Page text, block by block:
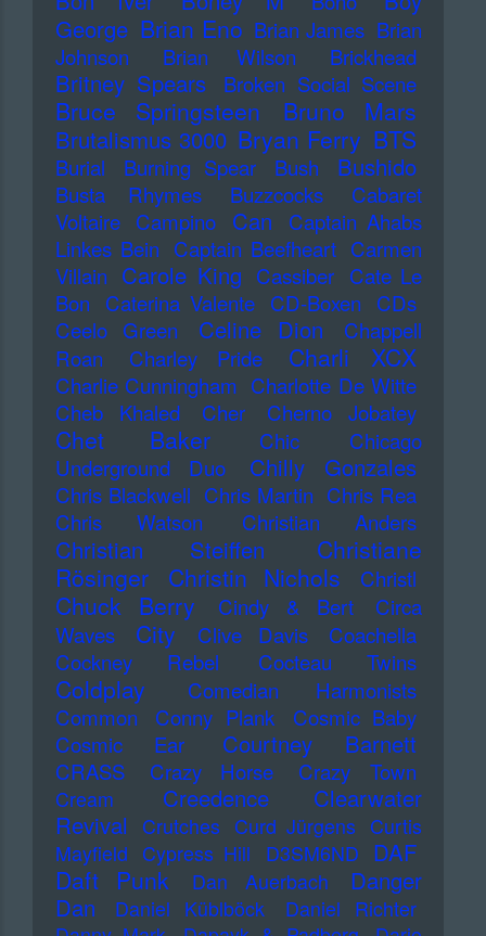
George Brian Eno Brian James Brian
Johnson
Brian Wilson Brickhead
Britney Spears Broken Social Scene
Bruce Springsteen Bruno Mars
Brutalismus 3000 Bryan Ferry BTS
Burial Burning Spear Bush Bushido
Busta Rhymes Buzzcocks
Cabaret
Voltaire Campino Can
Captain Ahabs
Linkes Bein Captain Beefheart Carmen
Villain Carole King Cassiber Cate Le
Bon
Caterina Valente CD-Boxen
CDs
Ceelo Green
Celine Dion
Chappell
Roan
Charley Pride Charli XCX
Charlie Cunningham Charlotte De Witte
Cheb Khaled
Cher Cherno Jobatey
Chet Baker Chic
Chicago
Underground Duo
Chilly Gonzales
Chris Blackwell Chris Martin Chris Rea
Chris Watson
Christian Anders
Christian Steiffen
Christiane
Rösinger
Christin Nichols Christl
Chuck Berry Cindy & Bert
Circa
Waves
City Clive Davis
Coachella
Cockney Rebel
Cocteau Twins
Coldplay
Comedian Harmonists
Common
Conny Plank
Cosmic Baby
Cosmic Ear
Courtney Barnett
CRASS Crazy Horse Crazy Town
Cream
Creedence Clearwater
Revival
Crutches Curd Jürgens Curtis
Mayfield Cypress Hill D3SM6ND DAF
Daft Punk Dan Auerbach
Danger
Dan
Daniel Küblböck
Daniel Richter